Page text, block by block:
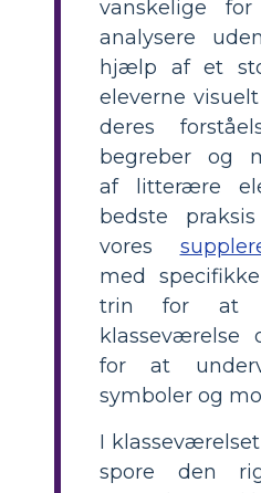
vanskelige
analysere
hjælp af et
eleverne
deres
begreber og
af litterære
bedste
vores
med
trin for at
klasseværelse
for at
symboler og
I
spore den